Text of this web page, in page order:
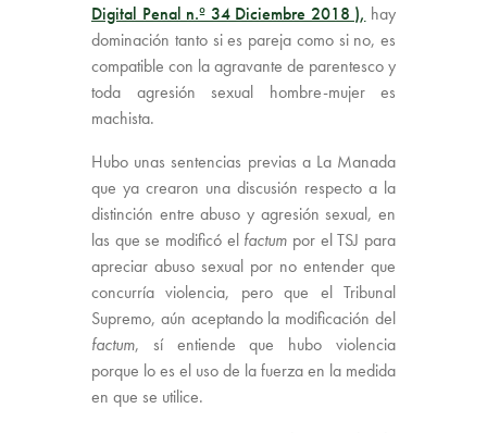
Digital Penal n.º 34 Diciembre 2018 ), hay
dominación tanto si es pareja como si no, es
compatible con la agravante de parentesco y
toda agresión sexual hombre-mujer es
machista.
Hubo unas sentencias previas a La Manada
que ya crearon una discusión respecto a la
distinción entre abuso y agresión sexual, en
las que se modificó el factum por el TSJ para
apreciar abuso sexual por no entender que
concurría violencia, pero que el Tribunal
Supremo, aún aceptando la modificación del
factum, sí entiende que hubo violencia
porque lo es el uso de la fuerza en la medida
en que se utilice.